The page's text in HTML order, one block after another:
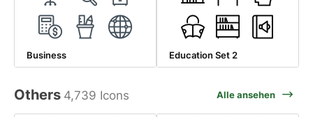
Business Education Set 2
Others 4,739 Icons Alle ansehen